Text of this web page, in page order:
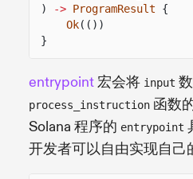
)
-> ProgramResult
{
Ok(())
}
entrypoint宏会将 input
process_instruction 函数
Solana 程序的 entrypoint
开发者可以自由实现自己